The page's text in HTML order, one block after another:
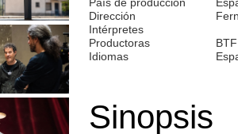
Dirección
Intérpretes
Productoras
Idiomas
Sinopsis